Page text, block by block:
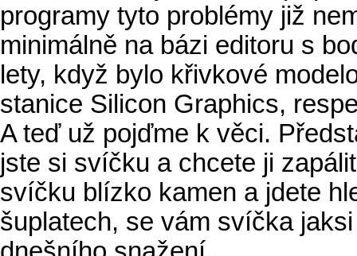
programy tyto problémy již
minimálně na bázi editoru s
lety, když bylo křivkové
stanice Silicon Graphics,
A teď už pojďme k věci.
jste si svíčku a chcete ji
svíčku blízko kamen a jdete
šuplatech, se vám svíčka